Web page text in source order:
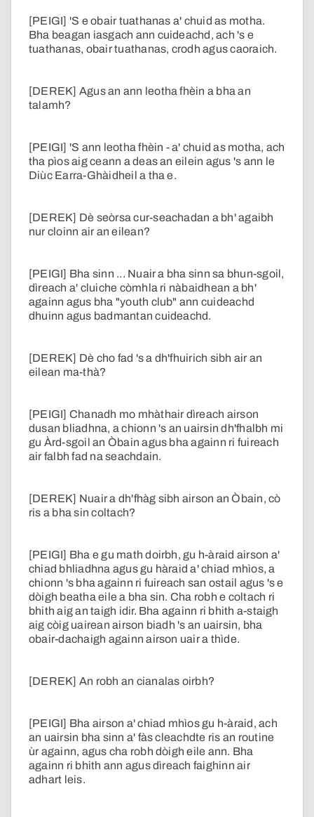
[PEIGI] 'S e obair tuathanas a' chuid as motha.
Bha beagan iasgach ann cuideachd, ach 's e
tuathanas, obair tuathanas, crodh agus caoraich.
[DEREK] Agus an ann leotha fhèin a bha an
talamh?
[PEIGI] 'S ann leotha fhèin - a' chuid as motha, ach
tha pìos aig ceann a deas an eilein agus 's ann le
Diùc Earra-Ghàidheil a tha e.
[DEREK] Dè seòrsa cur-seachadan a bh' agaibh
nur cloinn air an eilean?
[PEIGI] Bha sinn ... Nuair a bha sinn sa bhun-sgoil,
dìreach a' cluiche còmhla ri nàbaidhean a bh'
againn agus bha "youth club" ann cuideachd
dhuinn agus badmantan cuideachd.
[DEREK] Dè cho fad 's a dh'fhuirich sibh air an
eilean ma-thà?
[PEIGI] Chanadh mo mhàthair dìreach airson
dusan bliadhna, a chionn 's an uairsin dh'fhalbh mi
gu Àrd-sgoil an Òbain agus bha againn ri fuireach
air falbh fad na seachdain.
[DEREK] Nuair a dh'fhàg sibh airson an Òbain, cò
ris a bha sin coltach?
[PEIGI] Bha e gu math doirbh, gu h-àraid airson a'
chiad bhliadhna agus gu hàraid a' chiad mhìos, a
chionn 's bha againn ri fuireach san ostail agus 's e
dòigh beatha eile a bha sin. Cha robh e coltach ri
bhith aig an taigh idir. Bha againn ri bhith a-staigh
aig còig uairean airson biadh 's an uairsin, bha
obair-dachaigh againn airson uair a thìde.
[DEREK] An robh an cianalas oirbh?
[PEIGI] Bha airson a' chiad mhìos gu h-àraid, ach
an uairsin bha sinn a' fàs cleachdte ris an routine
ùr againn, agus cha robh dòigh eile ann. Bha
againn ri bhith ann agus dìreach faighinn air
adhart leis.